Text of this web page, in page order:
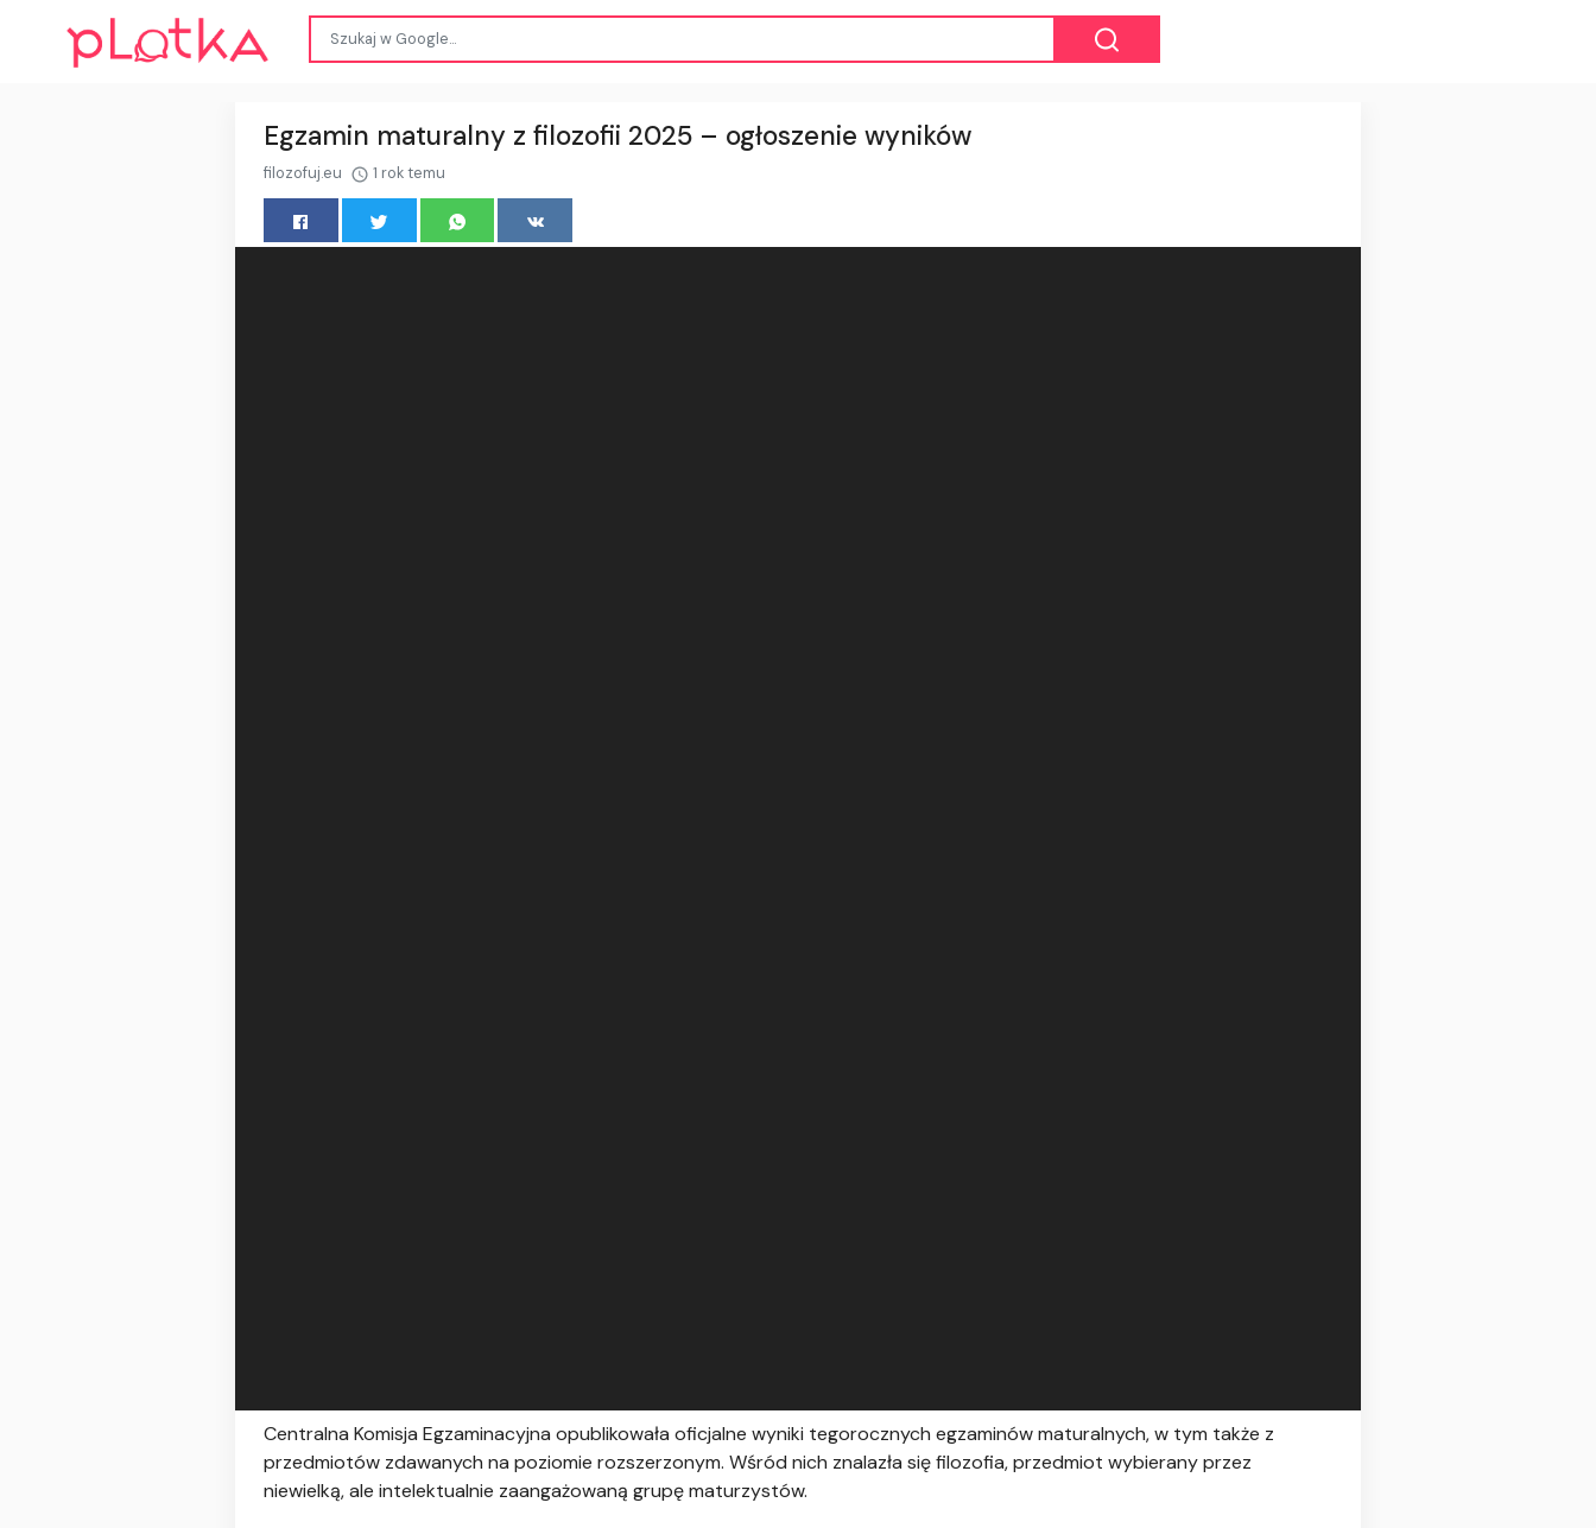
Egzamin maturalny z filozofii 2025 – ogłoszenie wyników
filozofuj.eu 1 rok temu
Centralna Komisja Egzaminacyjna opublikowała oficjalne wyniki tegorocznych egzaminów maturalnych, w tym także z
przedmiotów zdawanych na poziomie rozszerzonym. Wśród nich znalazła się filozofia, przedmiot wybierany przez
niewielką, ale intelektualnie zaangażowaną grupę maturzystów.